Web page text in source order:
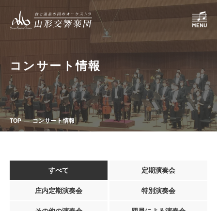
コンサート情報
TOP コンサート情報
すべて 定期演奏会
庄内定期演奏会 特別演奏会